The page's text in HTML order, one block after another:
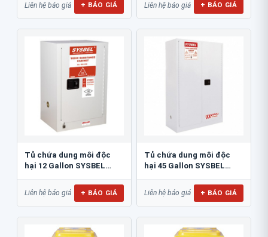
Liên hệ báo giá + BÁO GIÁ Liên hệ báo giá + BÁO GIÁ
Tủ chứa dung môi độc
hại 12 Gallon SYSBEL
Liên hệ báo giá + BÁO GIÁ
Tủ chứa dung môi độc
hại 45 Gallon SYSBEL
Liên hệ báo giá + BÁO GIÁ